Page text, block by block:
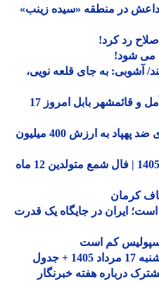
در منطقه «سیده زینب»
رد کرد!
شود!
به جای قلعه نویی،
جدول قطعی برق ساری، بابل، آمل و قائمشهر بابل امروز 17
بلومبرگ: پنتاگون تجهیزات لیزری ضد پهپاد به ارزش 400 میلیون
فال شمع امروز شنبه 17 مرداد 1405 | فال شمع متولدین 12 ماه
ایران در جایگاه یک قدرت
کم است
هفته خبرنگار